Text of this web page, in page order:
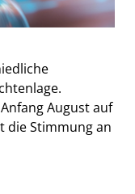
August auf
die Stimmung an